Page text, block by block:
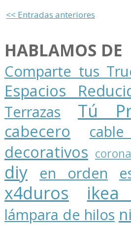
<< Entradas anteriores
HABLAMOS DE
Comparte tus
Espacios
Terrazas Tú
cabecero
decorativos
diy
en orden
x4duros ikea
lámpara de hilos